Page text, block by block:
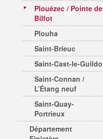
Plouézec / Pointe de
Bilfot
Plouha
Saint-Brieuc
Saint-Cast-le-Guildo
Saint-Connan /
L’Étang neuf
Saint-Quay-
Portrieux
Département